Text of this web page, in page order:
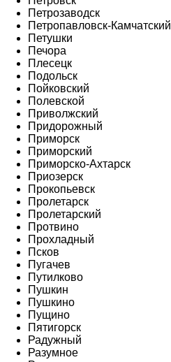
Петрозаводск
Петропавловск-Камчатский
Петушки
Печора
Плесецк
Подольск
Пойковский
Полевской
Приволжский
Придорожный
Приморск
Приморский
Приморско-Ахтарск
Приозерск
Прокопьевск
Пролетарск
Пролетарский
Протвино
Прохладный
Псков
Пугачев
Путилково
Пушкин
Пушкино
Пущино
Пятигорск
Радужный
Разумное